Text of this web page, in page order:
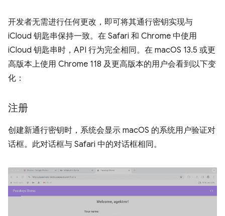
开发者无需进行任何更改，即可将其通行密钥实现与
iCloud 钥匙串保持一致。在 Safari 和 Chrome 中使用
iCloud 钥匙串时，API 行为完全相同。在 macOS 13.5 或更
高版本上使用 Chrome 118 及更高版本的用户会看到以下变
化：
注册
创建新通行密钥时，系统会显示 macOS 的系统用户验证对
话框。此对话框与 Safari 中的对话框相同。